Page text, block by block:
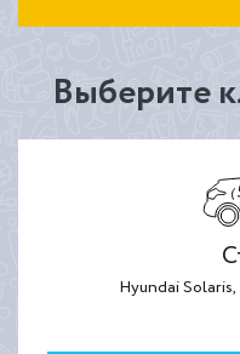
Выберите
Hyundai Solaris,